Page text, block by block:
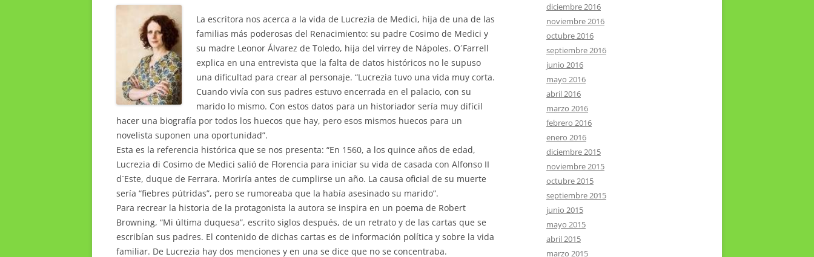
La escritora nos acerca a la vida de Lucrezia de Medici, hija de una de las
familias más poderosas del Renacimiento: su padre Cosimo de Medici y
su madre Leonor Álvarez de Toledo, hija del virrey de Nápoles. O´Farrell
explica en una entrevista que la falta de datos históricos no le supuso
una dificultad para crear al personaje. “Lucrezia tuvo una vida muy corta.
Cuando vivía con sus padres estuvo encerrada en el palacio, con su
marido lo mismo. Con estos datos para un historiador sería muy difícil
hacer una biografía por todos los huecos que hay, pero esos mismos huecos para un
novelista suponen una oportunidad”.
Esta es la referencia histórica que se nos presenta: “En 1560, a los quince años de edad,
Lucrezia di Cosimo de Medici salió de Florencia para iniciar su vida de casada con Alfonso II
d´Este, duque de Ferrara. Moriría antes de cumplirse un año. La causa oficial de su muerte
sería “fiebres pútridas”, pero se rumoreaba que la había asesinado su marido”.
Para recrear la historia de la protagonista la autora se inspira en un poema de Robert
Browning, “Mi última duquesa”, escrito siglos después, de un retrato y de las cartas que se
escribían sus padres. El contenido de dichas cartas es de información política y sobre la vida
familiar. De Lucrezia hay dos menciones y en una se dice que no se concentraba.
diciembre 2016
noviembre 2016
octubre 2016
septiembre 2016
junio 2016
mayo 2016
abril 2016
marzo 2016
febrero 2016
enero 2016
diciembre 2015
noviembre 2015
octubre 2015
septiembre 2015
junio 2015
mayo 2015
abril 2015
marzo 2015